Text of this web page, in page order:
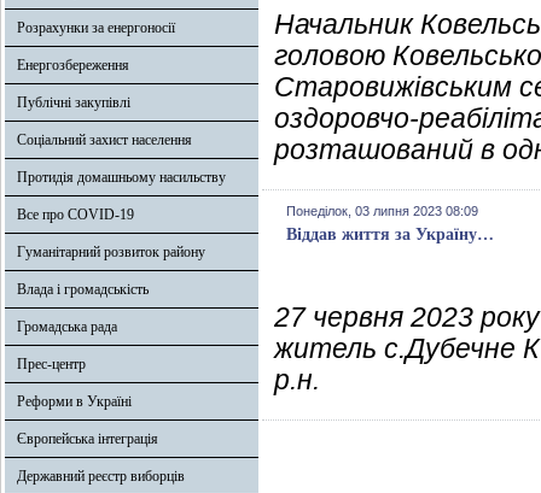
Розрахунки за енергоносії
Енергозбереження
Публічні закупівлі
Соціальний захист населення
Протидія домашньому насильству
Все про COVID-19
Гуманітарний розвиток району
Влада і громадськість
Громадська рада
Прес-центр
Реформи в Україні
Європейська інтеграція
Державний реєстр виборців
Начальник
головою
Старовижівським
оздоровчо-
розташований в
Понеділок, 03 липня 2023 08:09
Віддав життя за Україну…
27 червня 2023
житель
р.н.